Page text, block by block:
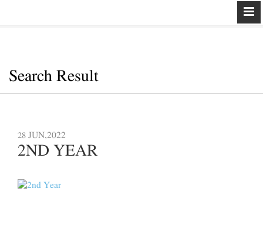
Search Result
28 JUN,2022
2ND YEAR